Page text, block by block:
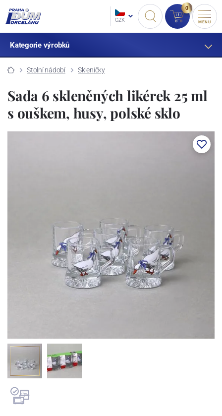
CZK
0
MENU
Kategorie výrobků
Stolní nádobí Skleničky
Sada 6 skleněných likérek 25 ml
s ouškem, husy, polské sklo